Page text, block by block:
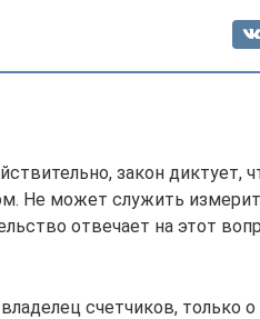
закон диктует,
Не может служить
отвечает на этот
счетчиков, только